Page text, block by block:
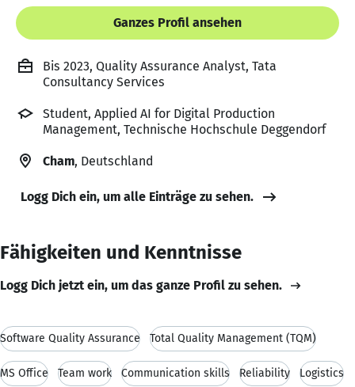
Ganzes Profil ansehen
Bis 2023, Quality Assurance Analyst, Tata
Consultancy Services
Student, Applied AI for Digital Production
Management, Technische Hochschule Deggendorf
Cham, Deutschland
Logg Dich ein, um alle Einträge zu sehen.
Fähigkeiten und Kenntnisse
Logg Dich jetzt ein, um das ganze Profil zu sehen.
Software Quality Assurance Total Quality Management (TQM)
MS Office Team work Communication skills Reliability Logistics